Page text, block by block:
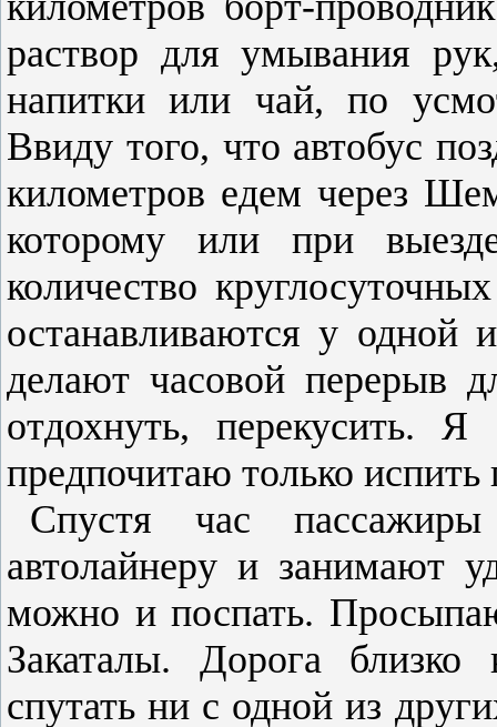
раствор для умывания
напитки или чай, по
Ввиду того, что автобус
километров едем через
которому или при
количество
останавливаются у одной
делают часовой перерыв
отдохнуть, перекусить.
предпочитаю только испить
Спустя час
автолайнеру и занимают
можно и поспать.
Закаталы. Дорога
спутать ни с одной из